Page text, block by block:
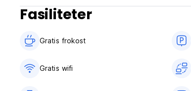
Fasiliteter
Gratis frokost‎
Gratis wifi‎